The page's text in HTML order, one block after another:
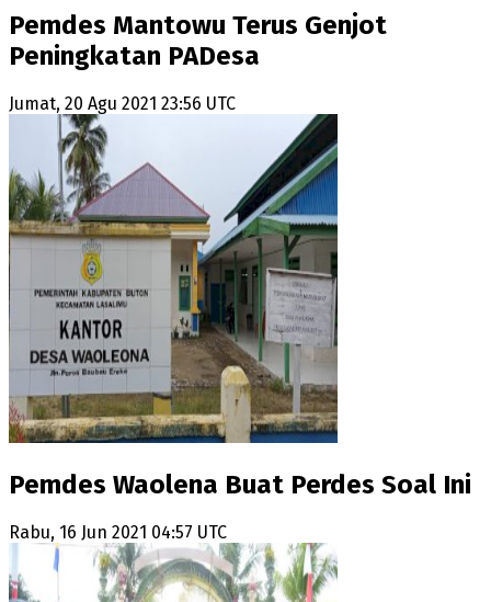
Pemdes Mantowu Terus Genjot
Peningkatan PADesa
Jumat, 20 Agu 2021 23:56 UTC
Pemdes Waolena Buat Perdes Soal Ini
Rabu, 16 Jun 2021 04:57 UTC